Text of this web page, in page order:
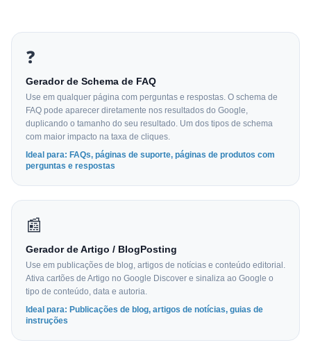
❓
Gerador de Schema de FAQ
Use em qualquer página com perguntas e respostas. O schema de
FAQ pode aparecer diretamente nos resultados do Google,
duplicando o tamanho do seu resultado. Um dos tipos de schema
com maior impacto na taxa de cliques.
Ideal para: FAQs, páginas de suporte, páginas de produtos com
perguntas e respostas
📰
Gerador de Artigo / BlogPosting
Use em publicações de blog, artigos de notícias e conteúdo editorial.
Ativa cartões de Artigo no Google Discover e sinaliza ao Google o
tipo de conteúdo, data e autoria.
Ideal para: Publicações de blog, artigos de notícias, guias de
instruções